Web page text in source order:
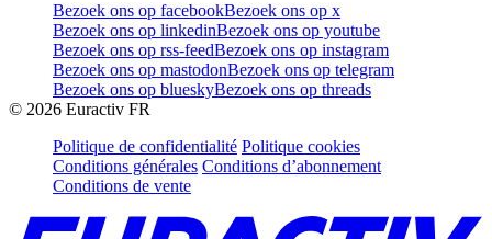
Bezoek ons op facebookBezoek ons op x
Bezoek ons op linkedinBezoek ons op youtube
Bezoek ons op rss-feedBezoek ons op instagram
Bezoek ons op mastodonBezoek ons op telegram
Bezoek ons op blueskyBezoek ons op threads
© 2026 Euractiv FR
Politique de confidentialité Politique cookies
Conditions générales Conditions d’abonnement
Conditions de vente